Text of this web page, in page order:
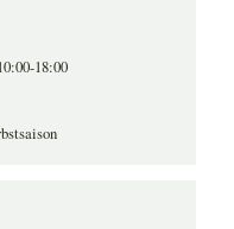
18:00